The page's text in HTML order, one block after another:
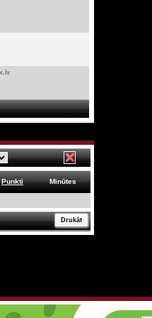
Punkti Minūtes
Drukāt